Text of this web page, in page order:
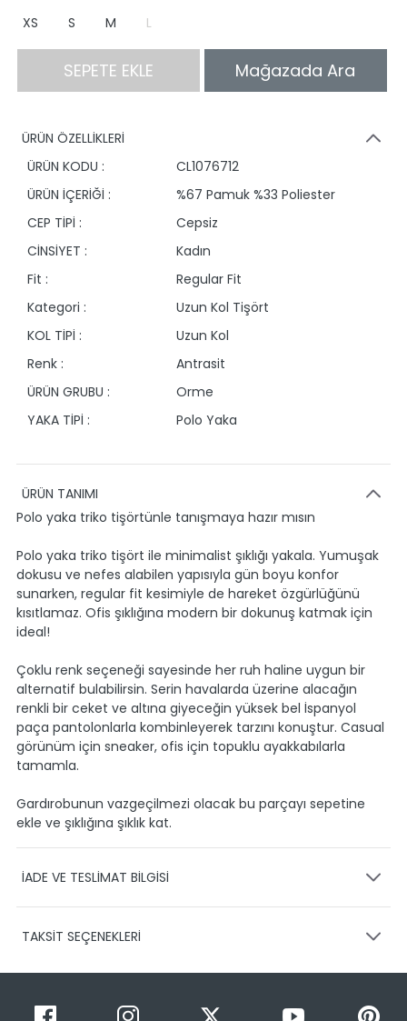
XS S M L
SEPETE EKLE Mağazada Ara
ÜRÜN ÖZELLİKLERİ
ÜRÜN KODU :
CL1076712
ÜRÜN İÇERİĞİ :
%67 Pamuk %33 Poliester
CEP TİPİ :
Cepsiz
CİNSİYET :
Kadın
Fit :
Regular Fit
Kategori :
Uzun Kol Tişört
KOL TİPİ :
Uzun Kol
Renk :
Antrasit
ÜRÜN GRUBU :
Orme
YAKA TİPİ :
Polo Yaka
ÜRÜN TANIMI
Polo yaka triko tişörtünle tanışmaya hazır mısın
Polo yaka triko tişört ile minimalist şıklığı yakala. Yumuşak
dokusu ve nefes alabilen yapısıyla gün boyu konfor
sunarken, regular fit kesimiyle de hareket özgürlüğünü
kısıtlamaz. Ofis şıklığına modern bir dokunuş katmak için
ideal!
Çoklu renk seçeneği sayesinde her ruh haline uygun bir
alternatif bulabilirsin. Serin havalarda üzerine alacağın
renkli bir ceket ve altına giyeceğin yüksek bel İspanyol
paça pantolonlarla kombinleyerek tarzını konuştur. Casual
görünüm için sneaker, ofis için topuklu ayakkabılarla
tamamla.
Gardırobunun vazgeçilmezi olacak bu parçayı sepetine
ekle ve şıklığına şıklık kat.
İADE VE TESLİMAT BİLGİSİ
Ürünlerinizin gönderimini anlaşmalı olduğumuz PTT,
1-3 iş günü içerisinde kargoya teslim edilir.
Siparişimin kargo takibini nasıl yapabilirim?
TAKSİT SEÇENEKLERİ
Taksit Sayısı Taksit Miktarı
Taksitli Tutar